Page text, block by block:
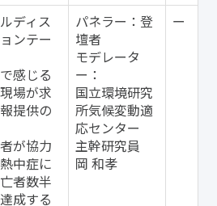
ディス
ンテー
感じる
場が求
提供の
が協力
中症に
者数半
成する
パネラー：登
壇者
モデレータ
ー：
国立環境研究
所気候変動適
応センター
主幹研究員
岡 和孝
ー